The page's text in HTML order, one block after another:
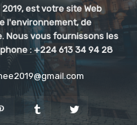
est votre site Web
l'environnement, de
Nous vous fournissons les
: +224 613 34 94 28